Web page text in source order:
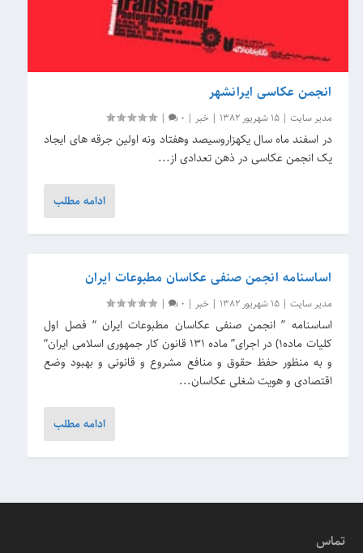
انجمن عکاسی ایرانشهر
مدیر سایت |15 شهریور 1382 | خبر |
0
|
در اسفند ماه سال یکهزاروسیصد وهفتاد ونه اولین جرقه های ایجاد
یک انجمن عکاسی در ذهن تعدادی از...
ادامه مطلب
اساسنامه انجمن صنفی عکاسان مطبوعات ایران
مدیر سایت |15 شهریور 1382 | خبر |
0
|
اساسنامه ” انجمن صنفی عکاسان مطبوعات ایران “ فصل اول
کلیات ماده1) در اجرای” ماده 131 قانون کار جمهوری اسلامی ایران“
و به منظور حفظ حقوق و منافع مشروع و قانونی و بهبود وضع
اقتصادی و هویت شغلی عکاسان...
ادامه مطلب
تماس